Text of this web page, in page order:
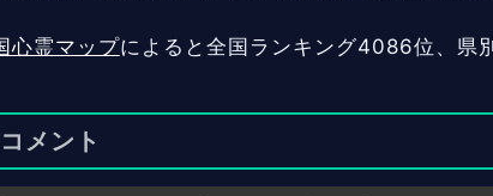
心霊マップによると全国ランキング4086位、県
メント